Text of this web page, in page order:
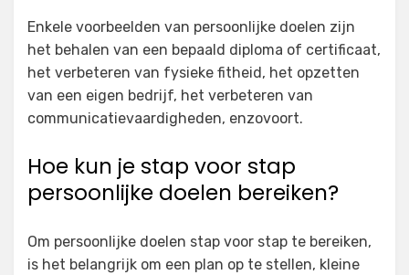
Enkele voorbeelden van persoonlijke doelen zijn
het behalen van een bepaald diploma of certificaat,
het verbeteren van fysieke fitheid, het opzetten
van een eigen bedrijf, het verbeteren van
communicatievaardigheden, enzovoort.
Hoe kun je stap voor stap
persoonlijke doelen bereiken?
Om persoonlijke doelen stap voor stap te bereiken,
is het belangrijk om een plan op te stellen, kleine